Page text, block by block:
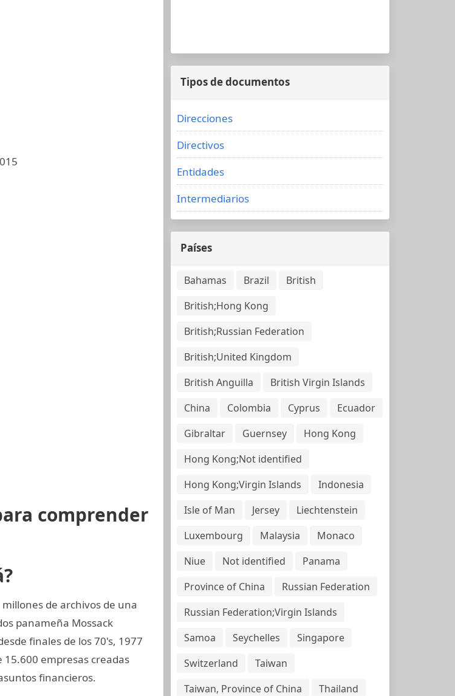
comprender
de archivos de una
panameña Mossack
finales de los 70's, 1977
empresas creadas
financieros.
Tipos de documentos
Direcciones
Directivos
Entidades
Intermediarios
Países
Bahamas Brazil
British
British;Hong Kong
British;Russian Federation
British;United Kingdom
British Anguilla
British Virgin Islands
China
Colombia Cyprus
Ecuador
Gibraltar
Guernsey
Hong Kong
Hong Kong;Not identified
Hong Kong;Virgin Islands
Indonesia
Isle of Man
Jersey
Liechtenstein
Luxembourg
Malaysia
Monaco
Niue
Not identified
Panama
Province of China
Russian Federation
Russian Federation;Virgin Islands
Samoa
Seychelles
Singapore
Switzerland
Taiwan
Taiwan, Province of China
Thailand